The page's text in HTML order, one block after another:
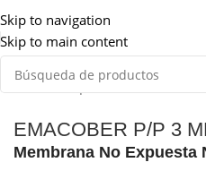
Skip to navigation
Skip to main content
Inicio Membranas
EMACOBER P/P 3
Membrana No Expuesta